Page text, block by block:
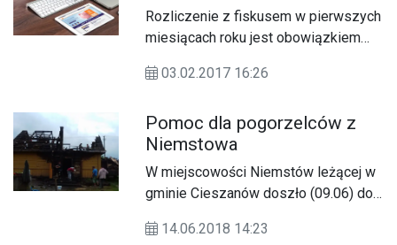
Rozliczenie z fiskusem w pierwszych
miesiącach roku jest obowiązkiem
podatkowym uzyskali jakiekolwiek
opodatkowaniu. Spełnienie tego
obowiązku może być całkiem proste,
jeśli skorzystamy z programu PITax.pl
Łatwe podatki.
03.02.2017 16:26
Pomoc dla pogorzelców z
Niemstowa
W miejscowości Niemstów leżącej w
gminie Cieszanów doszło (09.06) do
czego 5-osobowa rodzina została
14.06.2018 14:23